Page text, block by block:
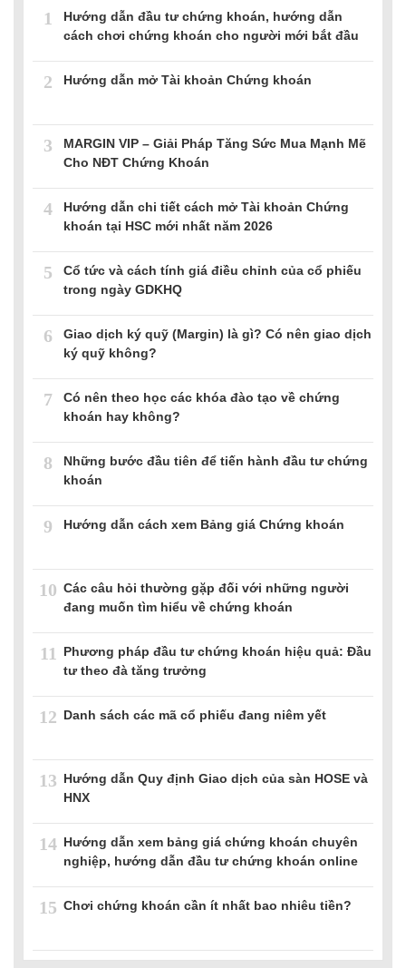
1
Hướng dẫn đầu tư chứng khoán, hướng dẫn
cách chơi chứng khoán cho người mới bắt đầu
2 Hướng dẫn mở Tài khoản Chứng khoán
3
MARGIN VIP – Giải Pháp Tăng Sức Mua Mạnh Mẽ
Cho NĐT Chứng Khoán
4
Hướng dẫn chi tiết cách mở Tài khoản Chứng
khoán tại HSC mới nhất năm 2026
5
Cổ tức và cách tính giá điều chỉnh của cổ phiếu
trong ngày GDKHQ
6
Giao dịch ký quỹ (Margin) là gì? Có nên giao dịch
ký quỹ không?
7
Có nên theo học các khóa đào tạo về chứng
khoán hay không?
8
Những bước đầu tiên để tiến hành đầu tư chứng
khoán
9 Hướng dẫn cách xem Bảng giá Chứng khoán
10 Các câu hỏi thường gặp đối với những người
đang muốn tìm hiểu về chứng khoán
11 Phương pháp đầu tư chứng khoán hiệu quả: Đầu
tư theo đà tăng trưởng
12 Danh sách các mã cổ phiếu đang niêm yết
13 Hướng dẫn Quy định Giao dịch của sàn HOSE và
HNX
14 Hướng dẫn xem bảng giá chứng khoán chuyên
nghiệp, hướng dẫn đầu tư chứng khoán online
15 Chơi chứng khoán cần ít nhất bao nhiêu tiền?